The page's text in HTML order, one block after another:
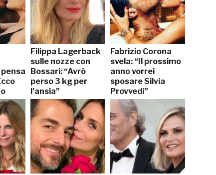
Filippa Lagerback
sulle nozze con
Bossari: “Avrò
perso 3 kg per
l’ansia”
Fabrizio Corona
svela: “Il prossimo
anno vorrei
sposare Silvia
Provvedi”